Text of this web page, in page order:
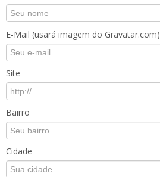
E-Mail (usará imagem do Gravatar.com)
Site
Bairro
Cidade